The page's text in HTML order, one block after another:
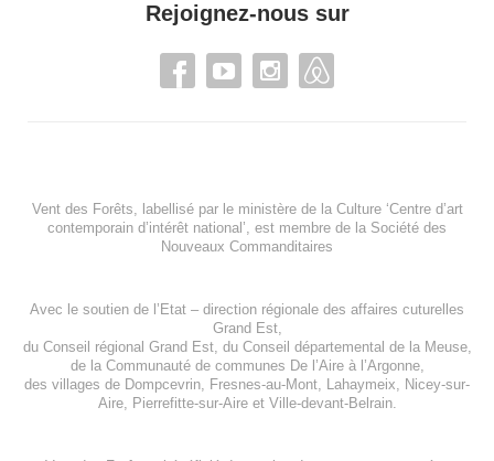
Rejoignez-nous sur
Vent des Forêts, labellisé par le ministère de la Culture ‘Centre d’art
contemporain d’intérêt national’, est membre de la Société des
Nouveaux Commanditaires
Avec le soutien de l’ Etat – direction régionale des affaires cuturelles
Grand Est,
du Conseil régional Grand Est, du Conseil départemental de la Meuse,
de la Communauté de communes De l’Aire à l’Argonne,
des villages de Dompcevrin, Fresnes-au-Mont, Lahaymeix, Nicey-sur-
Aire, Pierrefitte-sur-Aireet Ville-devant-Belrain.